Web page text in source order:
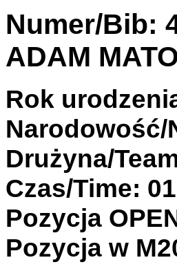
Numer/Bib:
ADAM
Rok
Narodowość/
Drużyna/
Czas/Time:
Pozycja
Pozycja w